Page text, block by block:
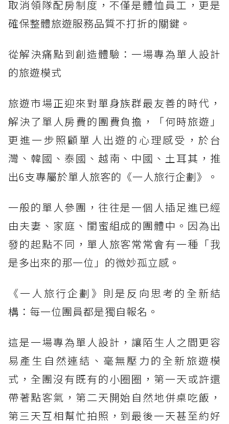
取消領隊配房制度，不僅是體恤員工，更是
確保整體旅遊服務品質不打折的關鍵。
從解決痛點到創造體驗：一場專為單人設計
的旅遊模式
旅遊市場正迎來對單身族群最友善的時代，
解決了單人房費的團費負擔，「何時旅遊」
更進一步照顧單人出遊的心理感受，於台
灣、韓國、泰國、越南、中國、土耳其，推
出6支專屬於單人旅客的《一人旅行企劃》。
一般的單人參團，往往是一個人插足進已經
由夫妻、家庭、閨蜜組成的團體中。因為出
發的起點不同，單人旅客常常會有一種「我
是多出來的那一位」的微妙孤立感。
《一人旅行企劃》則是反向思考的全新結
構：每一位團員都是獨自報名。
這是一場專為單人設計，讓陌生人之間更容
易產生自然連結、毫無壓力的全新旅遊模
式，全團沒有既有的小圈圈，第一天或許還
帶著點客氣，第二天開始自然地併桌吃飯，
第三天互相幫忙拍照，到最後一天甚至約好